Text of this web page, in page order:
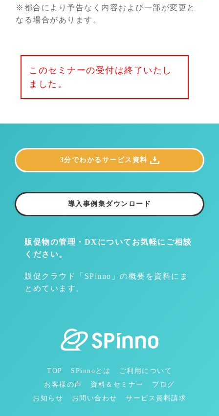
※都合により予告なく内容および一部が変更と
なる場合があります。
このセミナーの受付は終了いたし
ました。
販促物の管理・DXについて お気軽にご相談
ください。
販促クラウド「SPinno」の概要を資料にま
とめています。
3分でわかるサービス資料
導入事例集ダウンロード
TOP SPinnoとは
ご利用について
お客様の声
資料＆セミナー
ブログ
お知らせ
お問い合わせ サービス資料請求